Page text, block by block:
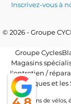
Inscrivez-vous à
© 2026 - Groupe
Groupe
Magasins
l'entretien /
électriques et les
Locations de vélos,